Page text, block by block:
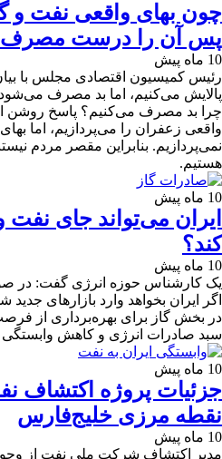
چون بهای واقعی نفت و
پس آن را درست مصرف
10 ماه پیش
رئیس کمیسیون اقتصادی مجلس با بیان
پالایش می‌کنیم، اما بد مصرف
چرا بد مصرف می‌کنیم؟ پاسخ روشن
واقعی زعفران را می‌پردازیم، اما
نمی‌پردازیم. بنابراین مقصر مردم
هستیم.
10 ماه پیش
ایران می‌تواند جای نفت
کند؟
10 ماه پیش
یک کارشناس حوزه انرژی گفت: در
اگر ایران بخواهد وارد بازارهای
در بخش گاز برای بهره‌برداری از
سبد صادرات انرژی و کاهش وابستگی
10 ماه پیش
جزئیات پروژه اکتشاف
نقطه مرزی خلیج‌فارس
10 ماه پیش
مدیر اکتشاف شرکت ملی نفت از